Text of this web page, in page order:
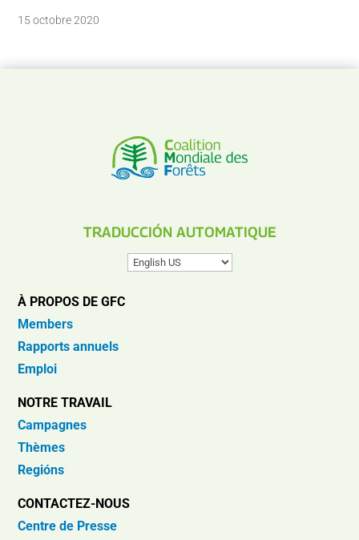
15 octobre 2020
TRADUCCIÓN AUTOMATIQUE
À PROPOS DE GFC
Members
Rapports annuels
Emploi
NOTRE TRAVAIL
Campagnes
Thèmes
Regións
CONTACTEZ-NOUS
Centre de Presse